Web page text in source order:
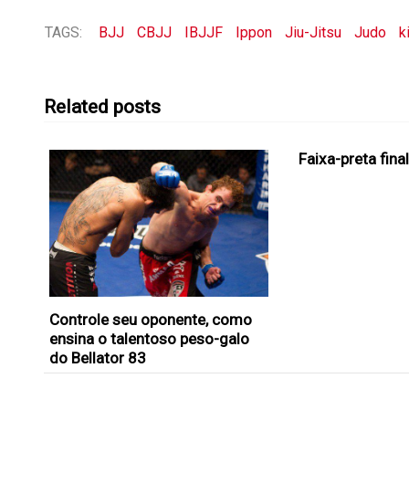
TAGS: BJJ CBJJ IBJJF Ippon Jiu-Jitsu Judo
Related posts
Controle seu oponente, como
ensina o talentoso peso-galo
do Bellator 83
Faixa-preta